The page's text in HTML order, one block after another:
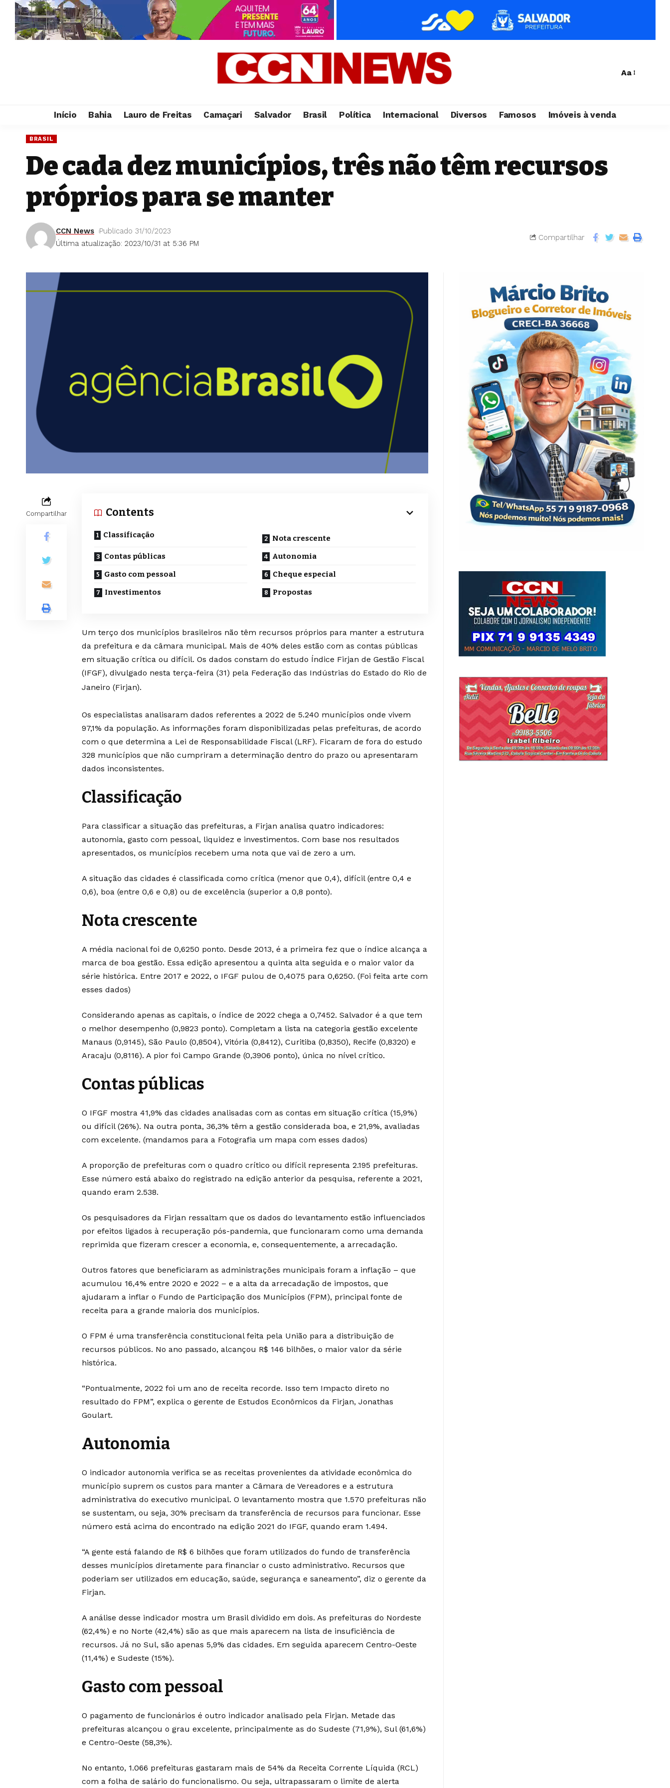
Aa
Início Bahia Lauro de Freitas Camaçari Salvador Brasil Política Internacional Diversos Famosos Imóveis à venda
BRASIL
De cada dez municípios, três não têm recursos
próprios para se manter
Última atualização: 2023/10/31 at 5:36 PM
CCN News Publicado 31/10/2023
Compartilhar
Compartilhar Contents
Classificação
Nota crescente
Contas públicas
Autonomia
Gasto com pessoal
Cheque especial
Investimentos
Propostas
Um terço dos municípios brasileiros não têm recursos próprios para manter a estrutura
da prefeitura e da câmara municipal. Mais de 40% deles estão com as contas públicas
em situação crítica ou difícil. Os dados constam do estudo Índice Firjan de Gestão Fiscal
(IFGF), divulgado nesta terça-feira (31) pela Federação das Indústrias do Estado do Rio de
Janeiro (Firjan).
Os especialistas analisaram dados referentes a 2022 de 5.240 municípios onde vivem
97,1% da população. As informações foram disponibilizadas pelas prefeituras, de acordo
com o que determina a Lei de Responsabilidade Fiscal (LRF). Ficaram de fora do estudo
328 municípios que não cumpriram a determinação dentro do prazo ou apresentaram
dados inconsistentes.
Classificação
Para classificar a situação das prefeituras, a Firjan analisa quatro indicadores:
autonomia, gasto com pessoal, liquidez e investimentos. Com base nos resultados
apresentados, os municípios recebem uma nota que vai de zero a um.
A situação das cidades é classificada como crítica (menor que 0,4), difícil (entre 0,4 e
0,6), boa (entre 0,6 e 0,8) ou de excelência (superior a 0,8 ponto).
Nota crescente
A média nacional foi de 0,6250 ponto. Desde 2013, é a primeira fez que o índice alcança a
marca de boa gestão. Essa edição apresentou a quinta alta seguida e o maior valor da
série histórica. Entre 2017 e 2022, o IFGF pulou de 0,4075 para 0,6250. (Foi feita arte com
esses dados)
Considerando apenas as capitais, o índice de 2022 chega a 0,7452. Salvador é a que tem
o melhor desempenho (0,9823 ponto). Completam a lista na categoria gestão excelente
Manaus (0,9145), São Paulo (0,8504), Vitória (0,8412), Curitiba (0,8350), Recife (0,8320) e
Aracaju (0,8116). A pior foi Campo Grande (0,3906 ponto), única no nível crítico.
Contas públicas
O IFGF mostra 41,9% das cidades analisadas com as contas em situação crítica (15,9%)
ou difícil (26%). Na outra ponta, 36,3% têm a gestão considerada boa, e 21,9%, avaliadas
com excelente. (mandamos para a Fotografia um mapa com esses dados)
A proporção de prefeituras com o quadro crítico ou difícil representa 2.195 prefeituras.
Esse número está abaixo do registrado na edição anterior da pesquisa, referente a 2021,
quando eram 2.538.
Os pesquisadores da Firjan ressaltam que os dados do levantamento estão influenciados
por efeitos ligados à recuperação pós-pandemia, que funcionaram como uma demanda
reprimida que fizeram crescer a economia, e, consequentemente, a arrecadação.
Outros fatores que beneficiaram as administrações municipais foram a inflação – que
acumulou 16,4% entre 2020 e 2022 – e a alta da arrecadação de impostos, que
ajudaram a inflar o Fundo de Participação dos Municípios (FPM), principal fonte de
receita para a grande maioria dos municípios.
O FPM é uma transferência constitucional feita pela União para a distribuição de
recursos públicos. No ano passado, alcançou R$ 146 bilhões, o maior valor da série
histórica.
“Pontualmente, 2022 foi um ano de receita recorde. Isso tem Impacto direto no
resultado do FPM”, explica o gerente de Estudos Econômicos da Firjan, Jonathas
Goulart.
Autonomia
O indicador autonomia verifica se as receitas provenientes da atividade econômica do
município suprem os custos para manter a Câmara de Vereadores e a estrutura
administrativa do executivo municipal. O levantamento mostra que 1.570 prefeituras não
se sustentam, ou seja, 30% precisam da transferência de recursos para funcionar. Esse
número está acima do encontrado na edição 2021 do IFGF, quando eram 1.494.
“A gente está falando de R$ 6 bilhões que foram utilizados do fundo de transferência
desses municípios diretamente para financiar o custo administrativo. Recursos que
poderiam ser utilizados em educação, saúde, segurança e saneamento”, diz o gerente da
Firjan.
A análise desse indicador mostra um Brasil dividido em dois. As prefeituras do Nordeste
(62,4%) e no Norte (42,4%) são as que mais aparecem na lista de insuficiência de
recursos. Já no Sul, são apenas 5,9% das cidades. Em seguida aparecem Centro-Oeste
(11,4%) e Sudeste (15%).
Gasto com pessoal
O pagamento de funcionários é outro indicador analisado pela Firjan. Metade das
prefeituras alcançou o grau excelente, principalmente as do Sudeste (71,9%), Sul (61,6%)
e Centro-Oeste (58,3%).
No entanto, 1.066 prefeituras gastaram mais de 54% da Receita Corrente Líquida (RCL)
com a folha de salário do funcionalismo. Ou seja, ultrapassaram o limite de alerta